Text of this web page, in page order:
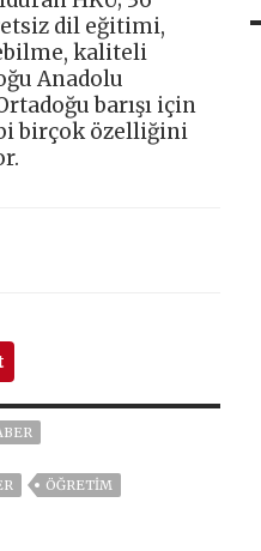
dil eğitimi,
kaliteli
Anadolu
barışı için
birçok özelliğini
ÖĞRETİM